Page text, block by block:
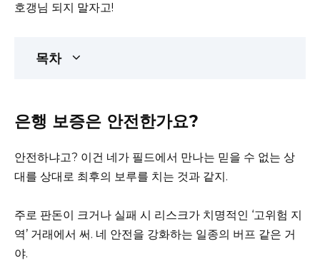
호갱님 되지 말자고!
목차
은행 보증은 안전한가요?
안전하냐고? 이건 네가 필드에서 만나는 믿을 수 없는 상
대를 상대로 최후의 보루를 치는 것과 같지.
주로 판돈이 크거나 실패 시 리스크가 치명적인 ‘고위험 지
역’ 거래에서 써. 네 안전을 강화하는 일종의 버프 같은 거
야.